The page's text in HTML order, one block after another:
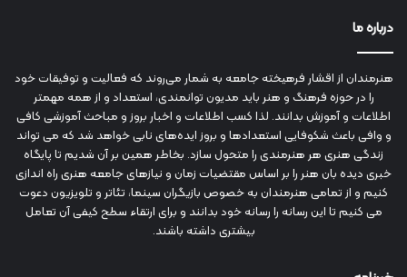
درباره ما
هنرمندان از اقشار فرهیخته جامعه به شمار می‌روند که فعالیت و توفیقات خود
را در حوزه فرهنگ و هنر باید مدیون توانمندی، استعداد و از همه مهمتر
اطلاعات و آموزش بدانند. لذا کسب اطلاعات و اخبار بروز و مباحث آموزشی کافی
و وافی باعث شکوفایی استعدادها و بروز ایده‌های نابی خواهد شد که می تواند
زندگی هنری هر هنرمندی را متحول سازد. بخاطر همین بر آن شدیم تا پایگاه
خبری دیده بان هنر را بر اساس مقتضیات زمان و نیازهای جامعه هنری راه اندازی
کنیم و از تمامی هنرمندان به خصوص بازیگران سینما، تئاتر و تلویزیون دعوت
می کنیم تا این رسانه را رسانه خود بدانند و برای ارتقاء سطح کیفی آن تعامل
بیشتری داشته باشند.